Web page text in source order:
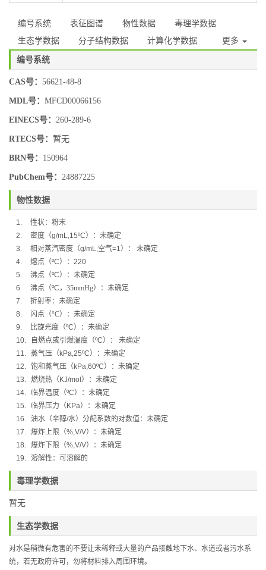
编号系统 表征图谱 物性数据
毒理学数据
生态学数据
分子结构数据 计算化学数据 更多
编号系统
CAS号： 56621-48-8
MDL号： MFCD00066156
EINECS号： 260-289-6
RTECS号： 暂无
BRN号： 150964
PubChem号： 24887225
物性数据
1.
性状：粉末
2.
密度（g/mL,15ºC）：未确定
3.
相对蒸汽密度（g/mL,空气=1）：
未确定
4.
熔点（ºC）： 220
5.
沸点（ºC）： 未确定
6.
沸点（ºC ， 35mmHg）：未确定
7.
折射率： 未确定
8.
闪点（°C）： 未确定
9.
比旋光度（ºC）： 未确定
10.
自燃点或引燃温度（ºC）：
未确定
11.
蒸气压（ kPa,25ºC）： 未确定
12. 饱和蒸气压（ kPa,60ºC）： 未确定
13. 燃烧热（ KJ/mol ）： 未确定
14.
临界温度（ºC）：未确定
15.
临界压力（ KPa）：未确定
16. 油水（辛醇/水）分配系数的对数值：未确定
17. 爆炸上限（%,V/V）：未确定
18. 爆炸下限（%,V/V）：未确定
19. 溶解性：可溶解的
毒理学数据
暂无
生态学数据
对水是稍微有危害的不要让未稀释或大量的产品接触地下水、水道或者污水系
统，若无政府许可，勿将材料排入周围环境。